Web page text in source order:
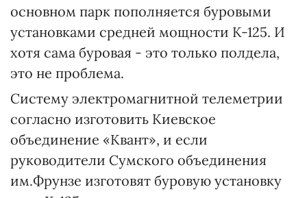
основном парк пополняется буровыми
установками средней мощности К-125. И
хотя сама буровая - это только полдела,
это не проблема.
Систему электромагнитной телеметрии
согласно изготовить Киевское
объединение «Квант», и если
руководители Сумского объединения
им.Фрунзе изготовят буровую установку